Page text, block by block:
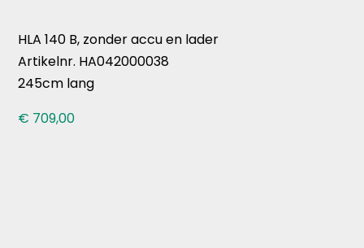
HLA 140 B, zonder accu en lader
Artikelnr. HA042000038
245cm lang
€ 709,00